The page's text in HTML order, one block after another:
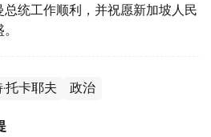
统工作顺利，并祝愿新加坡人民
托卡耶夫 政治